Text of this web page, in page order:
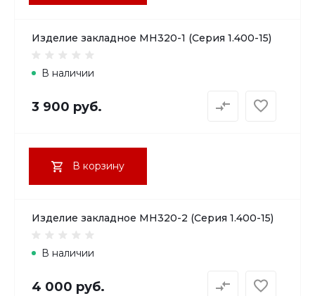
Изделие закладное МН320-1 (Серия 1.400-15)
В наличии
3 900 руб.
В корзину
Изделие закладное МН320-2 (Серия 1.400-15)
В наличии
4 000 руб.